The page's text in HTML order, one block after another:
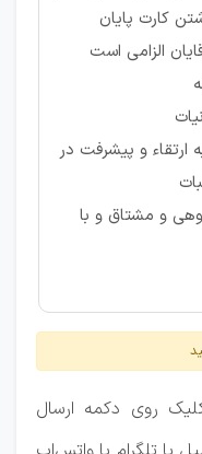
کارت پایان
الزامی است
ارتقاء و پیشرفت در
و مشتاق و با
روی دکمه ارسال